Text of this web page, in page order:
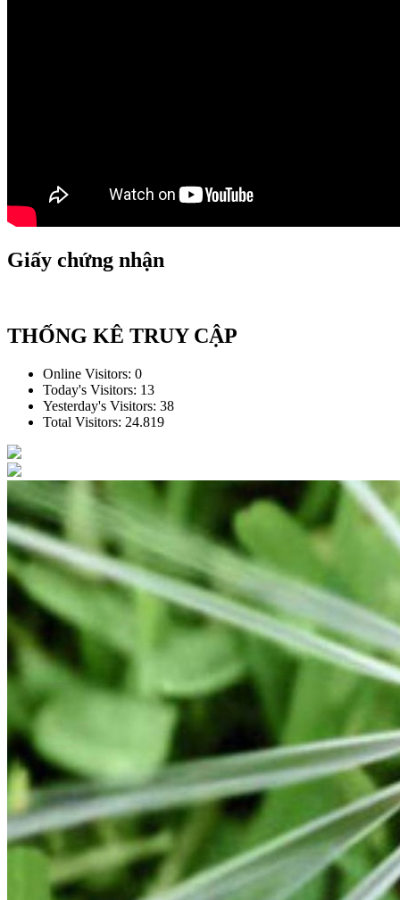
Giấy chứng nhận
THỐNG KÊ TRUY CẬP
Online Visitors: 0
Today's Visitors: 13
Yesterday's Visitors: 38
Total Visitors: 24.819